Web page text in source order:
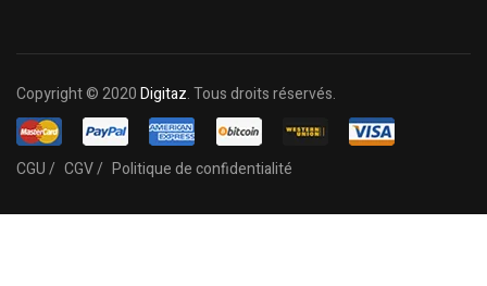
Copyright © 2020Digitaz. Tous droits réservés.
CGU / CGV / Politique de confidentialité